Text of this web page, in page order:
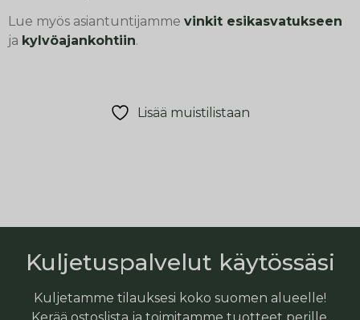
Lue myös asiantuntijamme vinkit esikasvatukseen
ja kylvöajankohtiin.
Lisää muistilistaan
Kuljetuspalvelut käytössäsi
Kuljetamme tilauksesi koko suomen alueelle!